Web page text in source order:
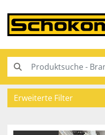
Erweiterte Filter